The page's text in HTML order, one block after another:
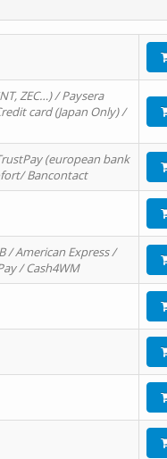
ZEC…) / Paysera
card (Japan Only) /
(european bank
Bancontact
/ American Express /
/ Cash4WM